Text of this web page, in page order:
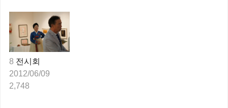
8 전시회
2012/06/09
2,748